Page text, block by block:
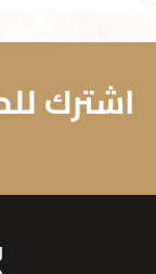
اشترك